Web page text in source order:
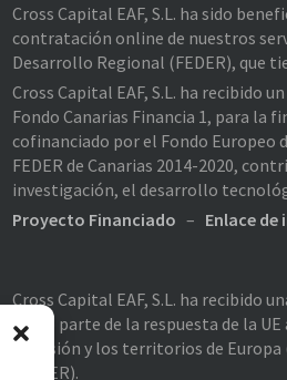
Cross Capital EAF, S.L. ha sido
contratación online de nuestros
Desarrollo Regional (FEDER), que
Cross Capital EAF, S.L. ha recibido
Fondo Canarias Financia 1, para la
cofinanciado por el Fondo Europeo
FEDER de Canarias 2014-2020,
investigación, el desarrollo
Proyecto Financiado – Enlace de
Cross Capital EAF, S.L. ha recibido
como parte de la respuesta de la
cohesión y los territorios de Europa
(FEDER).